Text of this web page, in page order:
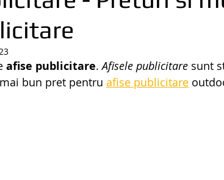
afise publicitare. Afisele publicitare sunt
bun pret pentru afise publicitare